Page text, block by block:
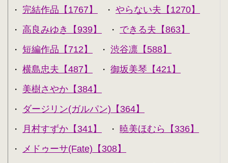
・ 完結作品【1767】 ・ やらない夫【1270】
・ 高良みゆき【939】 ・ できる夫【863】
・ 短編作品【712】 ・ 渋谷凛【588】
・ 横島忠夫【487】 ・ 御坂美琴【421】
・ 美樹さやか【384】
・ ダージリン(ガルパン)【364】
・ 月村すずか【341】 ・ 暁美ほむら【336】
・ メドゥーサ(Fate)【308】